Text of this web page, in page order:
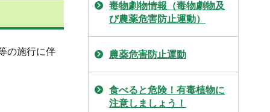
の施行に伴
毒物劇物情報（毒物劇物及
び農薬危害防止運動）
農薬危害防止運動
食べると危険！有毒植物に
注意しましょう！